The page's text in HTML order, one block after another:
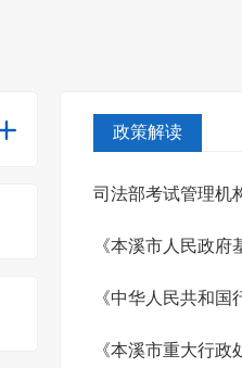
政策解读
司法部考试管理机
《本溪市人民政
《中华人民共和
《本溪市重大行